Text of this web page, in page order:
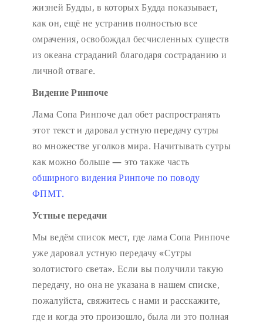
жизней Будды, в которых Будда показывает,
как он, ещё не устранив полностью все
омрачения, освобождал бесчисленных существ
из океана страданий благодаря состраданию и
личной отваге.
Видение Ринпоче
Лама Сопа Ринпоче дал обет распространять
этот текст и даровал устную передачу сутры
во множестве уголков мира. Начитывать сутры
как можно больше — это также часть
обширного видения Ринпоче по поводу
ФПМТ.
Устные передачи
Мы ведём список мест, где лама Сопа Ринпоче
уже даровал устную передачу «Сутры
золотистого света». Если вы получили такую
передачу, но она не указана в нашем списке,
пожалуйста, свяжитесь с нами и расскажите,
где и когда это произошло, была ли это полная